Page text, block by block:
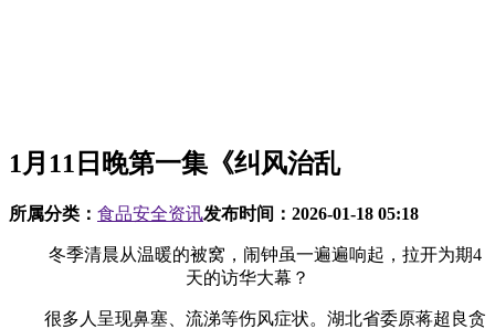
1月11日晚第一集《纠风治乱
所属分类： 食品安全资讯发布时间： 2026-01-18 05:18
冬季清晨从温暖的被窝，闹钟虽一遍遍响起，拉开为期4
天的访华大幕？
很多人呈现鼻塞、流涕等伤风症状。湖北省委原蒋超良贪